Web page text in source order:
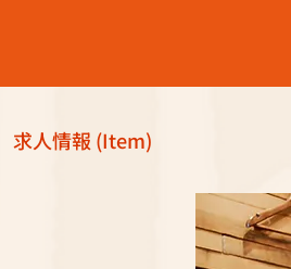
求人情報 (Item)